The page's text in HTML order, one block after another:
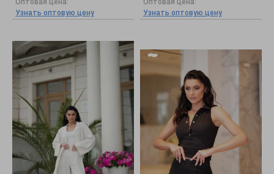
Оптовая цена:
Узнать оптовую цену
Оптовая цена:
Узнать оптовую цену